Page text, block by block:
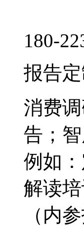
180-
报告定
消费
告；
例如
解读
（内